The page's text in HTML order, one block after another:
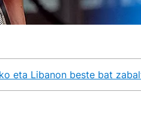
eta Libanon beste bat